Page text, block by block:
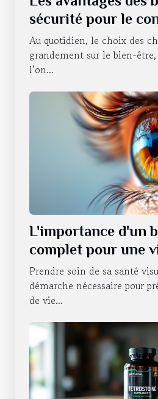
sécurité pour le
quotidien.
Au quotidien, le choix des
grandement sur le bien-
l’on...
L'importance d'un
complet pour une
optimale
Prendre soin de sa santé
démarche nécessaire pour
de vie...